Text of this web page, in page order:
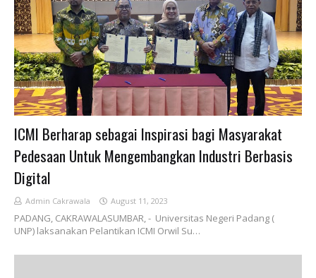
ICMI Berharap sebagai Inspirasi bagi Masyarakat
Pedesaan Untuk Mengembangkan Industri Berbasis
Digital
Admin Cakrawala August 11, 2023
PADANG, CAKRAWALASUMBAR, - Universitas Negeri Padang (
UNP) laksanakan Pelantikan ICMI Orwil Su…